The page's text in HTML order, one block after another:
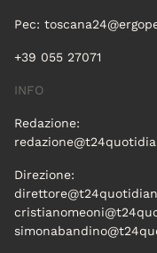
Pec:
+39 055 27071
INFO
Redazione:
Direzione: